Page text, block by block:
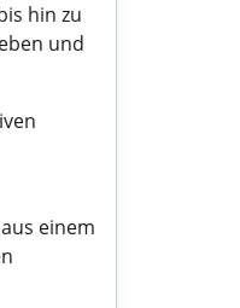
hin zu
und
einem